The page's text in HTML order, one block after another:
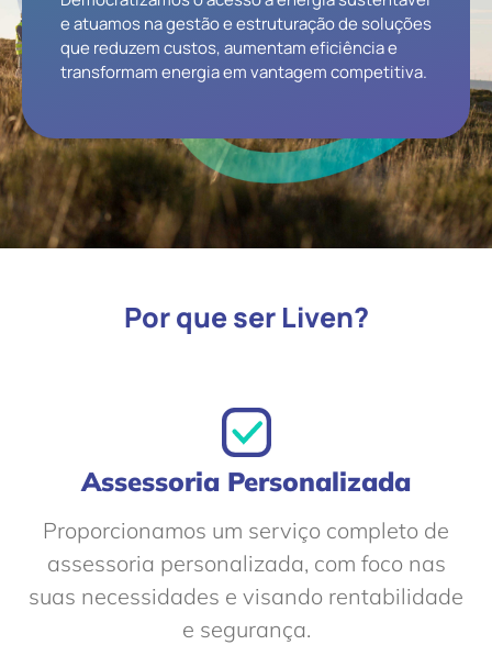
e atuamos na gestão e estruturação de soluções
que reduzem custos, aumentam eficiência e
transformam energia em vantagem competitiva.
Por que ser Liven?
Assessoria Personalizada
Proporcionamos um serviço completo de
assessoria personalizada, com foco nas
suas necessidades e visando rentabilidade
e segurança.